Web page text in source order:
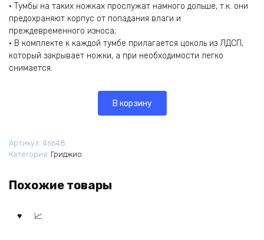
• Тумбы на таких ножках прослужат намного дольше, т.к. они
предохраняют корпус от попадания влаги и
преждевременного износа;
• В комплекте к каждой тумбе прилагается цоколь из ЛДСП,
который закрывает ножки, а при необходимости легко
снимается.
В корзину
Артикул: 46648
Категория: Гриджио
Похожие товары